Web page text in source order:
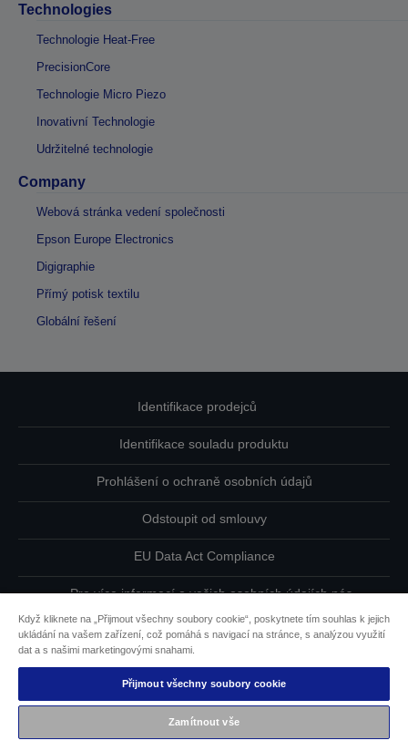
Technologies
Technologie Heat-Free
PrecisionCore
Technologie Micro Piezo
Inovativní Technologie
Udržitelné technologie
Company
Webová stránka vedení společnosti
Epson Europe Electronics
Digigraphie
Přímý potisk textilu
Globální řešení
Identifikace prodejců
Identifikace souladu produktu
Prohlášení o ochraně osobních údajů
Odstoupit od smlouvy
EU Data Act Compliance
Pro více informací o vašich osobních údajích nás
Informace o souborech cookie
Závazek usnadnění přístupu společnosti Epson
Copyright © 2026 Seiko Epson
Když kliknete na „Přijmout všechny soubory cookie“, poskytnete tím souhlas k jejich
ukládání na vašem zařízení, což pomáhá s navigací na stránce, s analýzou využití
dat a s našimi marketingovými snahami.
Přijmout všechny soubory cookie
Zamítnout vše